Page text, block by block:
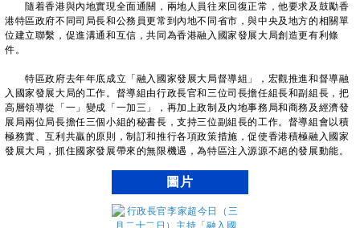
隨着香港與內地實現全面通關，兩地人員往來回復正常，他要求及鼓勵香
港特區政府不同司局長和公務員更常到內地不同省市，與中央及地方的相關單
位建立聯繫，促進溝通和互信，共同為香港融入國家發展大局創造更有利條
件。
特區政府去年年底成立「融入國家發展大局督導組」，宏觀推進和督導融
入國家發展大局的工作。督導組由行政長官和三位司長擔任組長和副組長，把
高層領導從「一」變成「一加三」，再加上政制及內地事務局和商務及經濟發
展局兩位局長擔任三個小組的秘書長，支持三位副組長的工作。督導組會以積
極務實、互利共贏的原則，制訂和推行各項政策措施，促使香港積極融入國家
發展大局，抓住國家發展帶來的無限機遇，為特區注入源源不絕的發展動能。
圖片